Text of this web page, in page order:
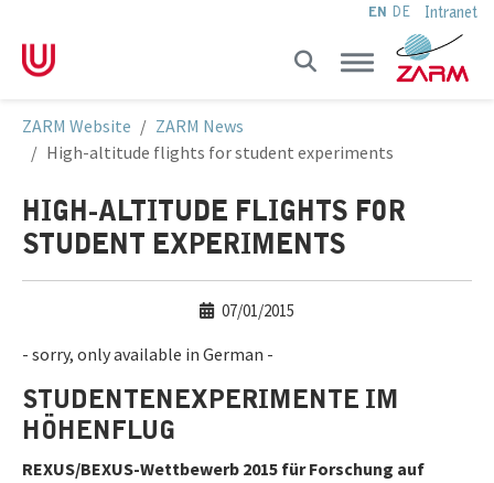
EN DE Intranet
ZARM Website
ZARM News
High-altitude flights for student experiments
HIGH-ALTITUDE FLIGHTS FOR
STUDENT EXPERIMENTS
07/01/2015
- sorry, only available in German -
STUDENTENEXPERIMENTE IM
HÖHENFLUG
REXUS/BEXUS-Wettbewerb 2015 für Forschung auf